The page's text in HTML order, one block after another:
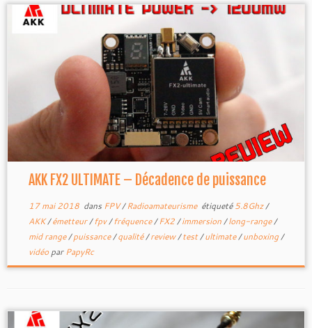
AKK FX2 ULTIMATE – Décadence de puissance
17 mai 2018dans FPV/Radioamateurisme étiqueté5.8Ghz/
AKK/émetteur/fpv/fréquence/FX2/immersion/long-range/
mid range/puissance/qualité/review/test/ultimate/unboxing/
vidéo parPapyRc